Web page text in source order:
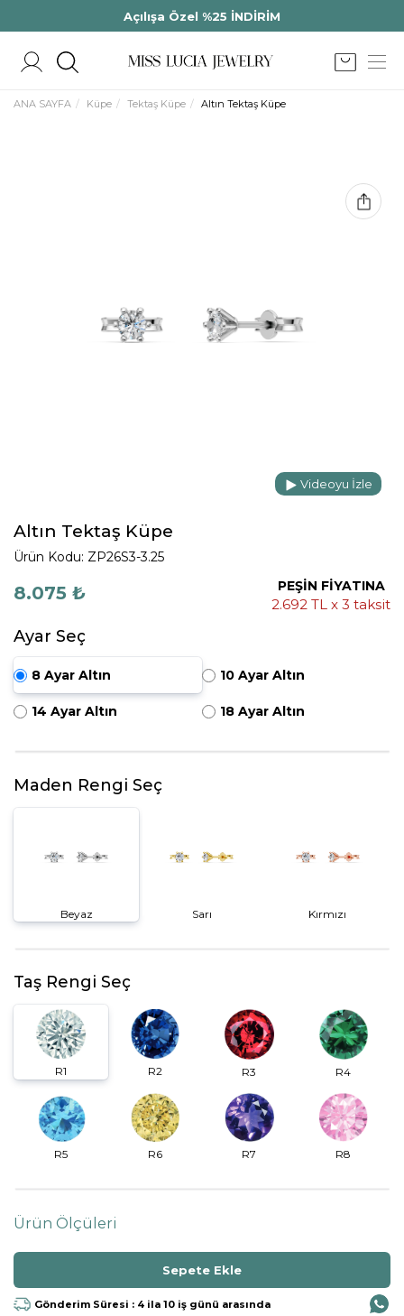
Açılışa Özel %25 İNDİRİM
ANA SAYFA Küpe Tektaş Küpe Altın Tektaş Küpe
Videoyu İzle
Altın Tektaş Küpe
Ürün Kodu: ZP26S3-3.25
8.075 ₺ PEŞİN FİYATINA
2.692 TL x 3 taksit
Ayar Seç
8 Ayar Altın 10 Ayar Altın
14 Ayar Altın 18 Ayar Altın
Maden Rengi Seç
Beyaz Sarı Kırmızı
Taş Rengi Seç
R1 R2 R3 R4
R5 R6 R7 R8
Ürün Ölçüleri
Gönderim Süresi : 4 ila 10 iş günü arasında